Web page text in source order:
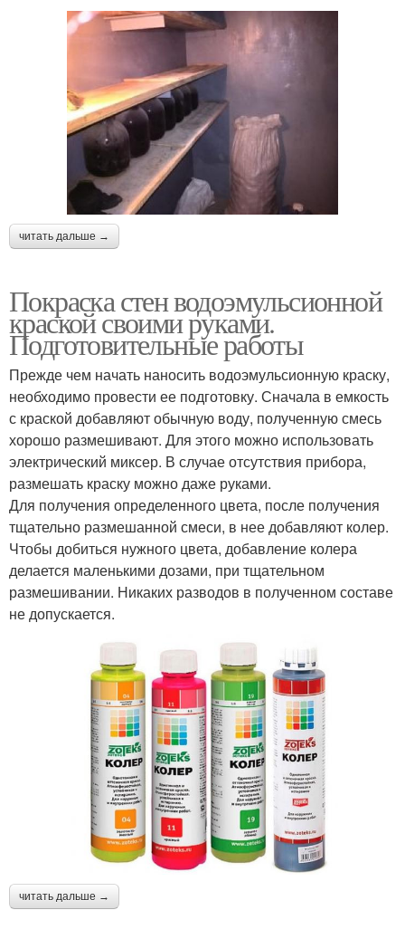
читать дальше →
Покраска стен водоэмульсионной
краской своими руками.
Подготовительные работы
Прежде чем начать наносить водоэмульсионную краску,
необходимо провести ее подготовку. Сначала в емкость
с краской добавляют обычную воду, полученную смесь
хорошо размешивают. Для этого можно использовать
электрический миксер. В случае отсутствия прибора,
размешать краску можно даже руками.
Для получения определенного цвета, после получения
тщательно размешанной смеси, в нее добавляют колер.
Чтобы добиться нужного цвета, добавление колера
делается маленькими дозами, при тщательном
размешивании. Никаких разводов в полученном составе
не допускается.
читать дальше →